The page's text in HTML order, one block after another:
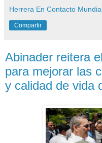
Herrera En Contacto
Compartir
Abinader reitera
para mejorar las
y calidad de vida